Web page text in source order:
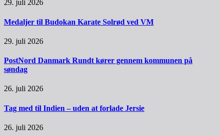
29. juli 2026
Medaljer til Budokan Karate Solrød ved VM
29. juli 2026
PostNord Danmark Rundt kører gennem kommunen på
søndag
26. juli 2026
Tag med til Indien – uden at forlade Jersie
26. juli 2026